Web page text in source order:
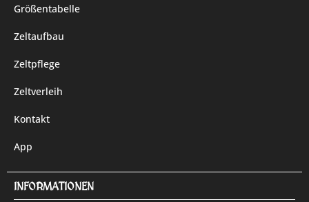
Größentabelle
Zeltaufbau
Zeltpflege
Zeltverleih
Kontakt
App
INFORMATIONEN